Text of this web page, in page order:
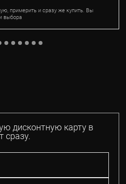
примерить и сразу же купить. Вы
выбора
дисконтную карту в
сразу.